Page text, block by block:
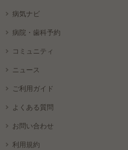
病気ナビ
病院・歯科予約
コミュニティ
ニュース
ご利用ガイド
よくある質問
お問い合わせ
利用規約